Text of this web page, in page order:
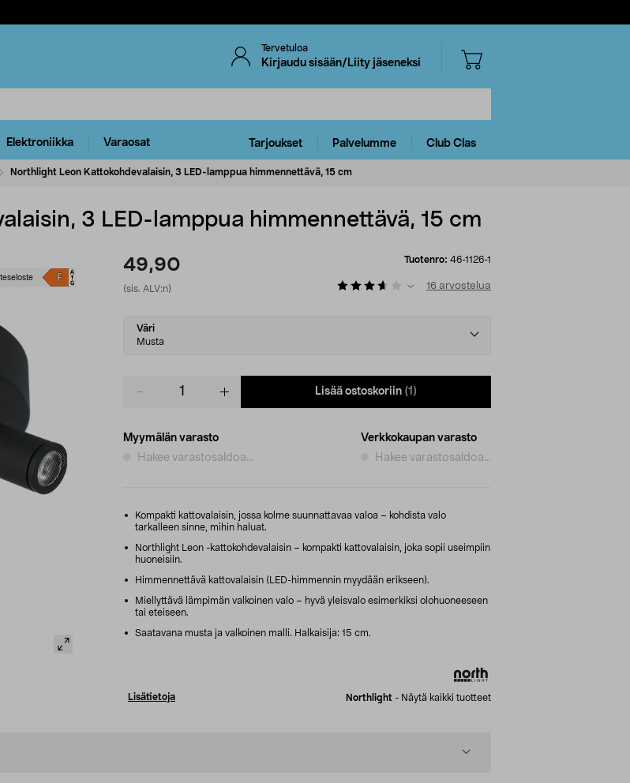
Tervetuloa
Kirjaudu sisään/Liity jäseneksi
Elektroniikka Varaosat Tarjoukset Palvelumme Club Clas
Northlight Leon Kattokohdevalaisin, 3 LED-lamppua himmennettävä, 15 cm
3 LED-lamppua himmennettävä, 15 cm
49,90
(sis. ALV:n)
Tuotenro: 46-1126-1
16 arvostelua
Select
variant
Väri
Musta
Lisää ostoskoriin (1)
Myymälän varasto
Hakee varastosaldoa...
Verkkokaupan varasto
Hakee varastosaldoa...
Kompakti kattovalaisin, jossa kolme suunnattavaa valoa – kohdista valo
tarkalleen sinne, mihin haluat.
Northlight Leon -kattokohdevalaisin – kompakti kattovalaisin, joka sopii useimpiin
huoneisiin.
Himmennettävä kattovalaisin (LED-himmennin myydään erikseen).
Miellyttävä lämpimän valkoinen valo – hyvä yleisvalo esimerkiksi olohuoneeseen
tai eteiseen.
Saatavana musta ja valkoinen malli. Halkaisija: 15 cm.
Lisätietoja Northlight - Näytä kaikki tuotteet